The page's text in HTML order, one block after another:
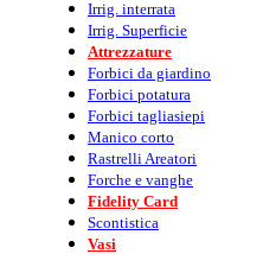
Irrig. interrata
Irrig. Superficie
Attrezzature
Forbici da giardino
Forbici potatura
Forbici tagliasiepi
Manico corto
Rastrelli Areatori
Forche e vanghe
Fidelity Card
Scontistica
Vasi